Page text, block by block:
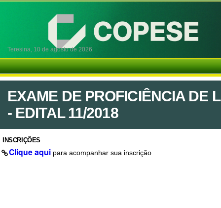
Teresina, 10 de agosto de 2026
EXAME DE PROFICIÊNCIA DE
- EDITAL 11/2018
INSCRIÇÕES
Clique aqui para acompanhar sua inscrição